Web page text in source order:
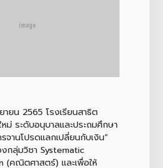
ยน 2565 โรงเรียนสาธิต
หม่ ระดับอนุบาลและประถมศึกษา
จานโปรดแลกเปลี่ยนกับเงิน”
กลุ่มวิชา Systematic
(คณิตศาสตร์) และเพื่อให้